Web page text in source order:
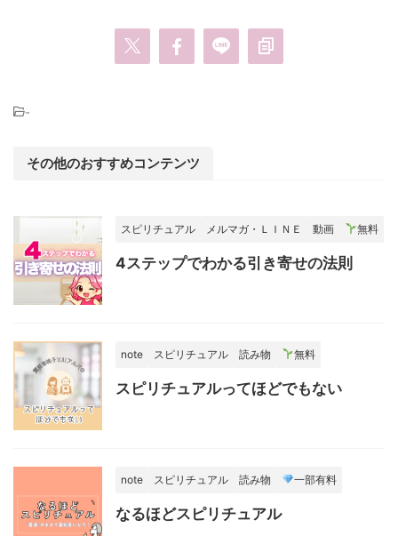
-
その他のおすすめコンテンツ
スピリチュアル メルマガ・ＬＩＮＥ 動画 無料
4ステップでわかる引き寄せの法則
note スピリチュアル 読み物 無料
スピリチュアルってほどでもない
note スピリチュアル 読み物 一部有料
なるほどスピリチュアル